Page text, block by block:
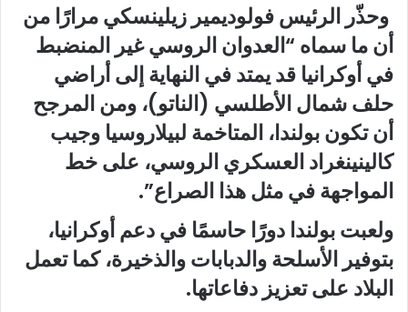
وحذّر الرئيس فولوديمير زيلينسكي مرارًا من
أن ما سماه “العدوان الروسي غير المنضبط
في أوكرانيا قد يمتد في النهاية إلى أراضي
حلف شمال الأطلسي (الناتو)، ومن المرجح
أن تكون بولندا، المتاخمة لبيلاروسيا وجيب
كالينينغراد العسكري الروسي، على خط
المواجهة في مثل هذا الصراع”.
ولعبت بولندا دورًا حاسمًا في دعم أوكرانيا،
بتوفير الأسلحة والدبابات والذخيرة، كما تعمل
البلاد على تعزيز دفاعاتها.